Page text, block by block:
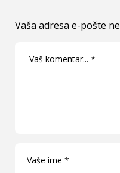
Vaša adresa e-pošte